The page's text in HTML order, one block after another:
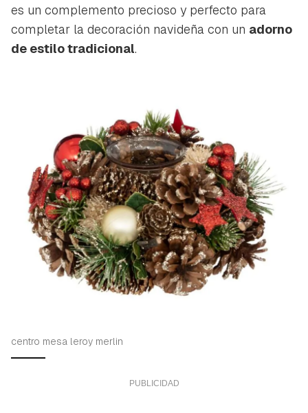
es un complemento precioso y perfecto para
completar la decoración navideña con un adorno
de estilo tradicional.
centro mesa leroy merlin